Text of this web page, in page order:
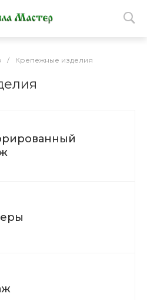
/ Крепежные изделия